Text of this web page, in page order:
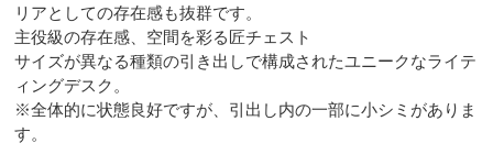
リアとしての存在感も抜群です。
主役級の存在感、空間を彩る匠チェスト
サイズが異なる種類の引き出しで構成されたユニークなライテ
ィングデスク。
※全体的に状態良好ですが、引出し内の一部に小シミがありま
す。